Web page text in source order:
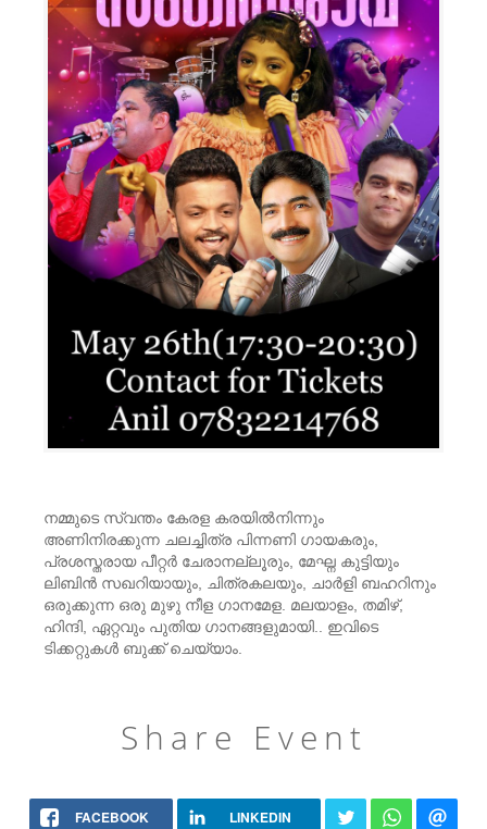
നമ്മുടെ സ്വന്തം കേരള കരയിൽനിന്നും
അണിനിരക്കുന്ന ചലച്ചിത്ര പിന്നണി ഗായകരും,
പ്രശസ്തരായ പീറ്റർ ചേരാനല്ലൂരും, മേഘ്ന കുട്ടിയും
ലിബിൻ സഖറിയായും, ചിത്രകലയും, ചാർളി ബഹറിനും
ഒരുക്കുന്ന ഒരു മുഴു നീള ഗാനമേള. മലയാളം, തമിഴ്,
ഹിന്ദി, ഏറ്റവും പുതിയ ഗാനങ്ങളുമായി.. ഇവിടെ
ടിക്കറ്റുകൾ ബുക്ക് ചെയ്യാം.
Share Event
FACEBOOK LINKEDIN